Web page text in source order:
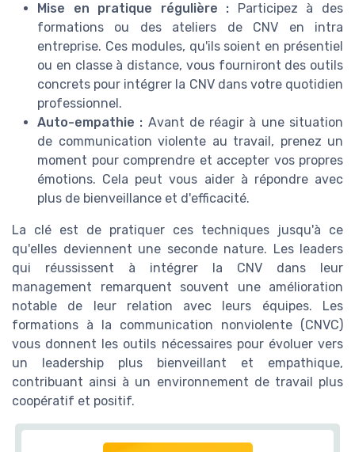
Mise en pratique régulière : Participez à des
formations ou des ateliers de CNV en intra
entreprise. Ces modules, qu'ils soient en présentiel
ou en classe à distance, vous fourniront des outils
concrets pour intégrer la CNV dans votre quotidien
professionnel.
Auto-empathie : Avant de réagir à une situation
de communication violente au travail, prenez un
moment pour comprendre et accepter vos propres
émotions. Cela peut vous aider à répondre avec
plus de bienveillance et d'efficacité.
La clé est de pratiquer ces techniques jusqu'à ce
qu'elles deviennent une seconde nature. Les leaders
qui réussissent à intégrer la CNV dans leur
management remarquent souvent une amélioration
notable de leur relation avec leurs équipes. Les
formations à la communication nonviolente (CNVC)
vous donnent les outils nécessaires pour évoluer vers
un leadership plus bienveillant et empathique,
contribuant ainsi à un environnement de travail plus
coopératif et positif.